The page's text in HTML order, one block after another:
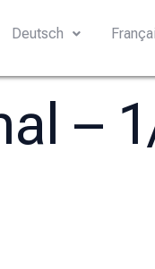
Deutsch
–